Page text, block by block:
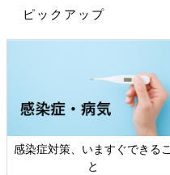
ピックアップ
感染症対策、いますぐできるこ
と